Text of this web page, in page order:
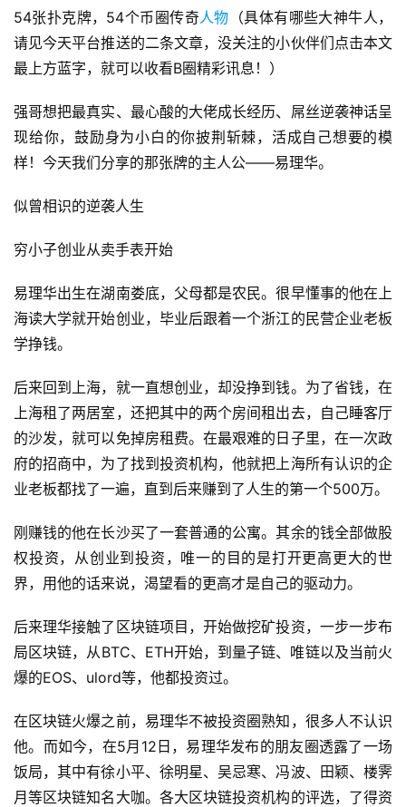
54张扑克牌，54个币圈传奇人物 （具体有哪些大神牛人，
请见今天平台推送的二条文章，没关注的小伙伴们点击本文
最上方蓝字，就可以收看B圈精彩讯息！）
强哥想把最真实、最心酸的大佬成长经历、屌丝逆袭神话呈
现给你，鼓励身为小白的你披荆斩棘，活成自己想要的模
样！今天我们分享的那张牌的主人公——易理华。
似曾相识的逆袭人生
穷小子创业从卖手表开始
易理华出生在湖南娄底，父母都是农民。很早懂事的他在上
海读大学就开始创业，毕业后跟着一个浙江的民营企业老板
学挣钱。
后来回到上海，就一直想创业，却没挣到钱。为了省钱，在
上海租了两居室，还把其中的两个房间租出去，自己睡客厅
的沙发，就可以免掉房租费。在最艰难的日子里，在一次政
府的招商中，为了找到投资机构，他就把上海所有认识的企
业老板都找了一遍，直到后来赚到了人生的第一个500万。
刚赚钱的他在长沙买了一套普通的公寓。其余的钱全部做股
权投资，从创业到投资，唯一的目的是打开更高更大的世
界，用他的话来说，渴望看的更高才是自己的驱动力。
后来理华接触了区块链项目，开始做挖矿投资，一步一步布
局区块链，从BTC、ETH开始，到量子链、唯链以及当前火
爆的EOS、ulord等，他都投资过。
在区块链火爆之前，易理华不被投资圈熟知，很多人不认识
他。而如今，在5月12日，易理华发布的朋友圈透露了一场
饭局，其中有徐小平、徐明星、吴忌寒、冯波、田颖、楼霁
月等区块链知名大咖。各大区块链投资机构的评选，了得资